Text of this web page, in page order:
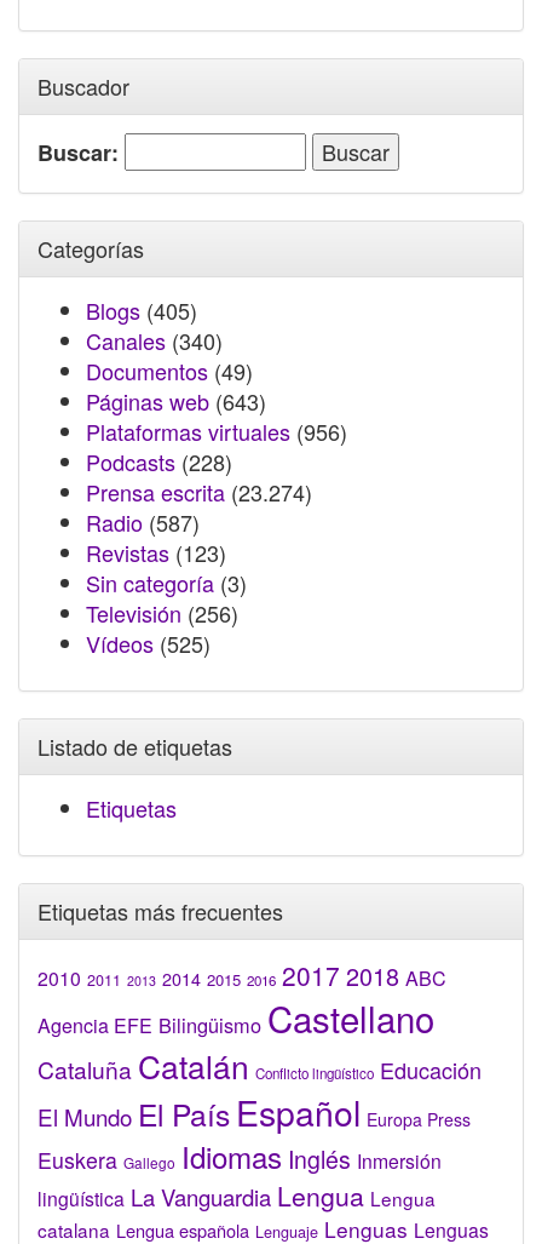
Buscador
Buscar:
Categorías
Blogs (405)
Canales (340)
Documentos (49)
Páginas web (643)
Plataformas virtuales (956)
Podcasts (228)
Prensa escrita (23.274)
Radio (587)
Revistas (123)
Sin categoría (3)
Televisión (256)
Vídeos (525)
Listado de etiquetas
Etiquetas
Etiquetas más frecuentes
2010 2011 2013 2014 2015 2016 2017 2018 ABC
Agencia EFE Bilingüismo Castellano
Cataluña Catalán Conflicto lingüístico Educación
El Mundo El País Español Europa Press
Euskera Gallego Idiomas Inglés Inmersión
lingüística La Vanguardia Lengua Lengua
catalana Lengua española Lenguaje Lenguas Lenguas